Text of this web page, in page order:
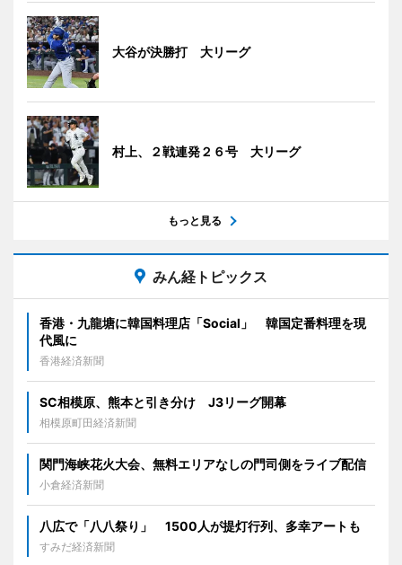
大谷が決勝打 大リーグ
村上、２戦連発２６号 大リーグ
もっと見る
みん経トピックス
香港・九龍塘に韓国料理店「Social」 韓国定番料理を現
代風に
香港経済新聞
SC相模原、熊本と引き分け J3リーグ開幕
相模原町田経済新聞
関門海峡花火大会、無料エリアなしの門司側をライブ配信
小倉経済新聞
八広で「八八祭り」 1500人が提灯行列、多幸アートも
すみだ経済新聞